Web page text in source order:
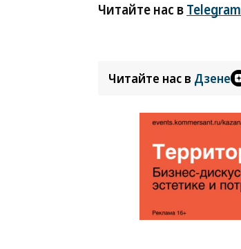
Читайте нас вTelegram
Читайте нас в Дзене